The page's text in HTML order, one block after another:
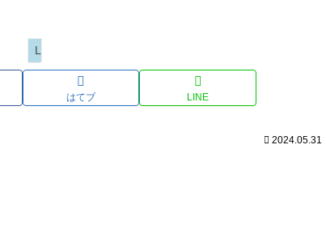
Loto
はてブ LINE
2024.05.31